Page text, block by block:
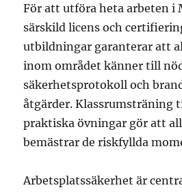
För att utföra heta arbeten i
särskild licens och
utbildningar garanterar att
inom området känner till
säkerhetsprotokoll och
åtgärder. Klassrumsträning
praktiska övningar gör att
bemästrar de riskfyllda
Arbetsplatssäkerhet är